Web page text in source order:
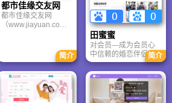
都市佳缘交友网
都市佳缘交友网
（www.jiayuan.com
询、鲜花速递的综合
服务类电子商务网
站。与中国花艺中心
建立战略合作伙伴关
系，成立了自有的花
艺研究团队，每月应
简介
田蜜蜜
对会员—成为会员心
中信赖的婚恋伴侣成
长平台，对员工—打
造一支具备幸福感的
团队，对公司—成为
行业领先的婚恋服务
品牌
简介